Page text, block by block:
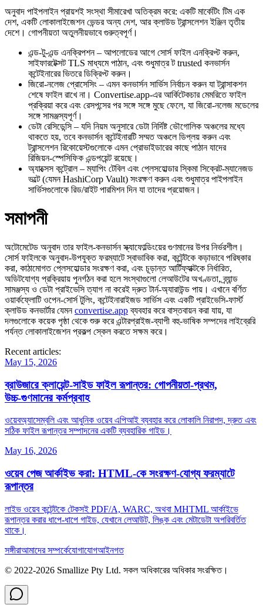
অনুবাদ পাইপলাইন প্রায়শই সংস্থা সীমারেখা অতিক্রম করে: একটি মার্কেটিং টিম এক
দেশ, একটি লোকালাইজেশন ভেন্ডর অন্য দেশ, আর ক্লাউড ট্রান্সলেশন ইঞ্জিন তৃতীয়
দেশে। গোপনীয়তা অতুলনীয়ভাবে গুরুত্বপূর্ণ।
এন্ড‑টু‑এন্ড এনক্রিপশন– আপলোডের আগে সোর্স ফাইল এনক্রিপ্ট করুন,
সাইফারটেক্সট TLS মাধ্যমে পাঠান, এবং শুধুমাত্র ট trusted কনভার্সন
কন্টেইনারের ভিতরে ডিক্রিপ্ট করুন।
জিরো‑নলেজ প্রোসেসিং – এমন কনভার্সন সার্ভিস নির্বাচন করুন যা ট্রান্সাকশন
শেষে ফাইল রাখে না। Convertise.app‑এর আর্কিটেকচার মেমরিতে ফাইল
প্রক্রিয়া করে এবং রেসপন্সের পর সঙ্গে সঙ্গে মুছে ফেলে, যা জিরো‑নলেজ মডেলের
সঙ্গে সামঞ্জস্যপূর্ণ।
ডেটা রেসিডেন্সি– যদি নিয়ম অনুসারে ডেটা নির্দিষ্ট ভৌগোলিক অঞ্চলের মধ্যে
থাকতে হয়, তবে কনভার্সন কন্টেইনারটি সম্মত অঞ্চলে ডিপ্লয় করুন এবং
ট্রান্সলেশন রিকোয়েস্টগুলোকে এমন প্রোভাইডারের কাছে পাঠান যাদের
রিজিয়ন‑স্পেসিফিক এন্ডপয়েন্ট রয়েছে।
অ্যাক্সেস কন্ট্রোল– ম্যাপিং টেবিল এবং প্লেসহোল্ডার স্কিমা সিক্রেট‑ম্যানেজড
ভল্টে (যেমন HashiCorp Vault) সংরক্ষণ করুন এবং শুধুমাত্র পাইপলাইন
সার্ভিসগুলোকে রিড/রাইট পারমিশন দিন যা তাদের প্রয়োজন।
সমাপনী
অটোমেটেড অনুবাদ তার ফাইল‑কনভার্সন স্ক্যাফোল্ডিংয়ের গুণমানের উপর নির্ভরশীল।
সোর্স ফাইলকে অনুবাদ‑উপযুক্ত ফরম্যাটে স্বাভাবিক করা, কন্টেন্টকে কড়াভাবে পরিষ্কার
করা, কাঠামোগত প্লেসহোল্ডার সংরক্ষণ করা, এবং চূড়ান্ত আর্টিফ্যাক্টকে নির্ধারিত,
অডিটযোগ্য প্রক্রিয়ায় পুনর্গঠন করা হলে সংস্থাগুলো লেআউটের অখণ্ডতা, ব্র্যান্ড
সামঞ্জস্য ও ডেটা প্রাইভেসি ত্যাগ না করেই দ্রুত টার্ন‑অ্যারাউন্ড পায়। এখানে বর্ণিত
ওয়ার্কফ্লোটি ওপেন‑সোর্স টুলিং, কন্টেইনারাইজড সার্ভিস এবং একটি প্রাইভেসি‑ফার্স্ট
ক্লাউড কনভার্টার যেমনconvertise.appব্যবহার করে বাস্তবায়ন করা যায়, যা
দলগুলোকে কয়েক পৃষ্ঠা থেকে শুরু করে এন্টারপ্রাইজ‑ব্যাপী বহু‑ভাষিক সম্পদের লাইব্রেরি
পর্যন্ত লোকালাইজেশন প্রকল্প স্কেল করতে সক্ষম করে।
Recent articles:
May 15, 2026
ব্রাউজারে ক্লায়েন্ট‑সাইড ফাইল রূপান্তর: গোপনীয়তা‑প্রথম,
উচ্চ‑গুণমানের কর্মপ্রবাহ
ওয়েবঅ্যাসেম্বলি এবং আধুনিক ওয়েব এপিআই ব্যবহার করে লোকালি নিরাপদ, দ্রুত এবং
সঠিক ফাইল রূপান্তর সম্পাদনের একটি ব্যবহারিক গাইড।
May 16, 2026
ওয়েব পেজ আর্কাইভ করা: HTML-কে সংরক্ষণ‑যোগ্য ফরম্যাটে
রূপান্তর
লাইভ ওয়েব কন্টেন্টকে টেকসই PDF/A, WARC, অথবা MHTML আর্কাইভে
রূপান্তর করার ধাপে‑ধাপে গাইড, যেখানে লেআউট, লিঙ্ক এবং মেটাডেটা অপরিবর্তিত
থাকে।
সঙ্গীরাআমাদের সম্পর্কেযোগাযোগআইনগত
© 2022-2026 Smallize Pty Ltd. সকল অধিকারের অধিকার সংরক্ষিত।